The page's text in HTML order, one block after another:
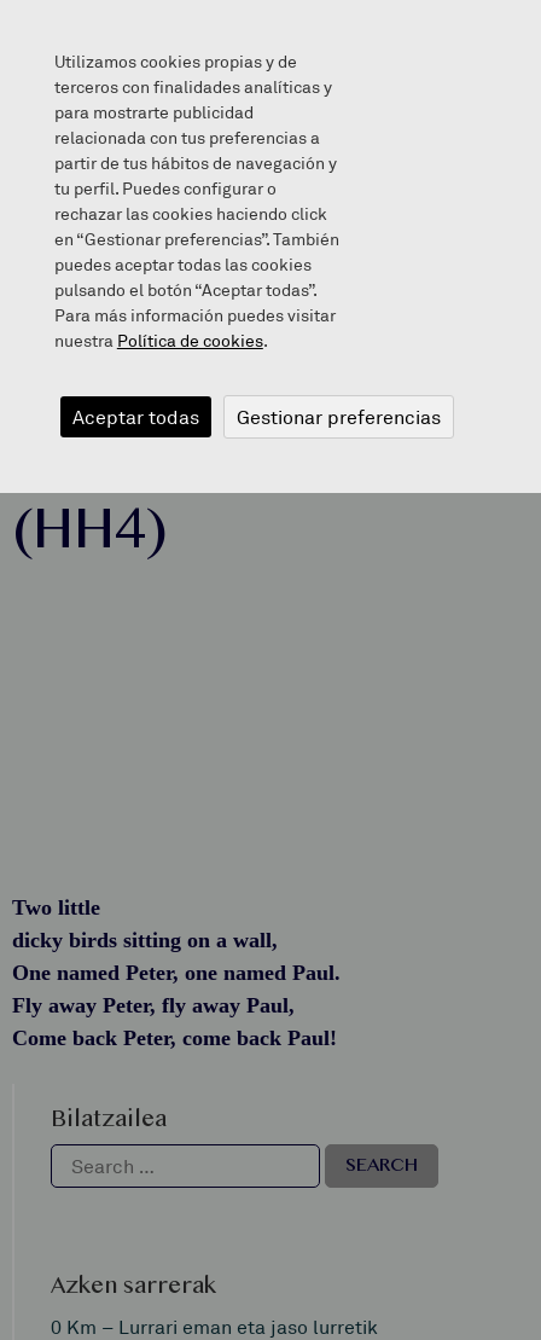
TWO LITTLE DICKY BIRDS (HH4)
2014/01/24
TWO LITTLE
DICKY BIRDS
(HH4)
Two little
dicky birds sitting on a wall,
One named Peter, one named Paul.
Fly away Peter, fly away Paul,
Come back Peter, come back Paul!
Bilatzailea
Azken sarrerak
0 Km – Lurrari eman eta jaso lurretik
Utilizamos cookies propias y de
terceros con finalidades analíticas y
para mostrarte publicidad
relacionada con tus preferencias a
partir de tus hábitos de navegación y
tu perfil. Puedes configurar o
rechazar las cookies haciendo click
en “Gestionar preferencias”. También
puedes aceptar todas las cookies
pulsando el botón “Aceptar todas”.
Para más información puedes visitar
nuestra Política de cookies.
Aceptar todas Gestionar preferencias